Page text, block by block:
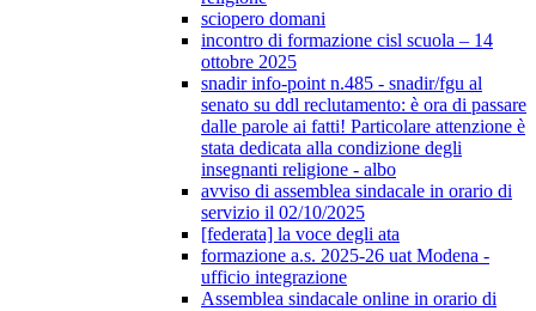
sciopero domani
incontro di formazione cisl scuola – 14
ottobre 2025
snadir info-point n.485 - snadir/fgu al
senato su ddl reclutamento: è ora di passare
dalle parole ai fatti! Particolare attenzione è
stata dedicata alla condizione degli
insegnanti religione - albo
avviso di assemblea sindacale in orario di
servizio il 02/10/2025
[federata] la voce degli ata
formazione a.s. 2025-26 uat Modena -
ufficio integrazione
Assemblea sindacale online in orario di